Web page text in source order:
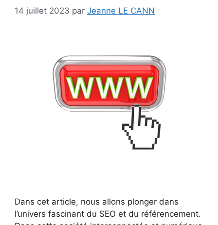
14 juillet 2023 par Jeanne LE CANN
Dans cet article, nous allons plonger dans
l’univers fascinant du SEO et du référencement.